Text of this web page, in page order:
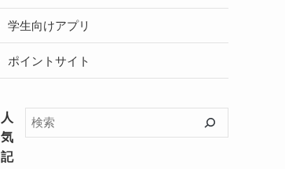
学生向けアプリ
ポイントサイト
検
索
人
気
記